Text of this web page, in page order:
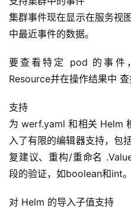
集群事件现在显示在服务视
中最近事件的数据。
要查看特定 pod 的事件
Resource并在操作结果中
支持
为 werf.yaml 和相关 Helm
入了有限的编辑器支持，包
复建议、重构/重命名
段的验证，如boolean和int。
对 Helm 的导入子值支持